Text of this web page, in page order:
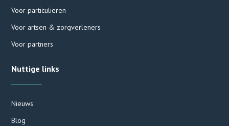
Voor particulieren
Voor artsen & zorgverleners
Voor partners
Nuttige links
Nieuws
Blog